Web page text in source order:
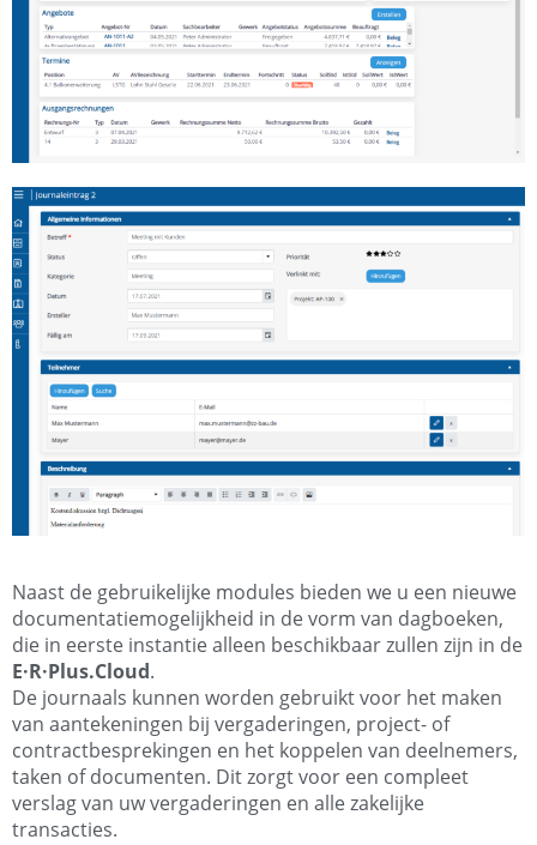
Naast de gebruikelijke modules bieden we u een nieuwe
documentatiemogelijkheid in de vorm van dagboeken,
die in eerste instantie alleen beschikbaar zullen zijn in de
E·R·Plus.Cloud.
De journaals kunnen worden gebruikt voor het maken
van aantekeningen bij vergaderingen, project- of
contractbesprekingen en het koppelen van deelnemers,
taken of documenten. Dit zorgt voor een compleet
verslag van uw vergaderingen en alle zakelijke
transacties.